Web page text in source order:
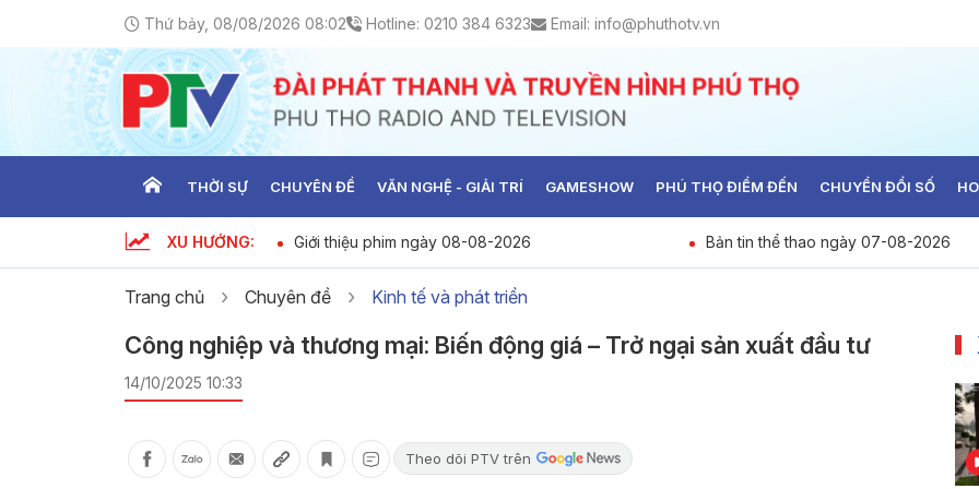
Thứ bảy, 08/08/2026 08:02 Hotline: 0210 384 6323 Email: info@phuthotv.vn
THỜI SỰ CHUYÊN ĐỀ VĂN NGHỆ - GIẢI TRÍ GAMESHOW PHÚ THỌ ĐIỂM ĐẾN CHUYỂN ĐỔI SỐ
XU HƯỚNG:
ngày 08-08-2026 Giới thiệu phim ngày 08-08-2026 Bản tin thể thao ngày 07-08-2026
Trang chủ Chuyên đề Kinh tế và phát triển
Công nghiệp và thương mại: Biến động giá – Trở ngại sản xuất đầu tư
14/10/2025 10:33
Theo dõi PTV trên